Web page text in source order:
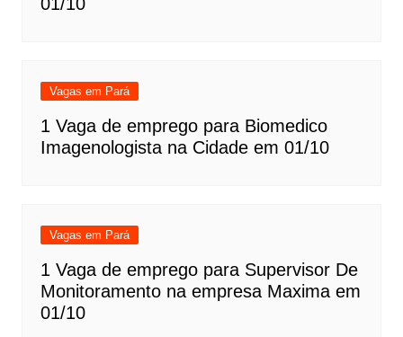
Vagas em Pará
1 Vaga de emprego para Biomedico
Imagenologista na Cidade em 01/10
Vagas em Pará
1 Vaga de emprego para Supervisor De
Monitoramento na empresa Maxima em
01/10